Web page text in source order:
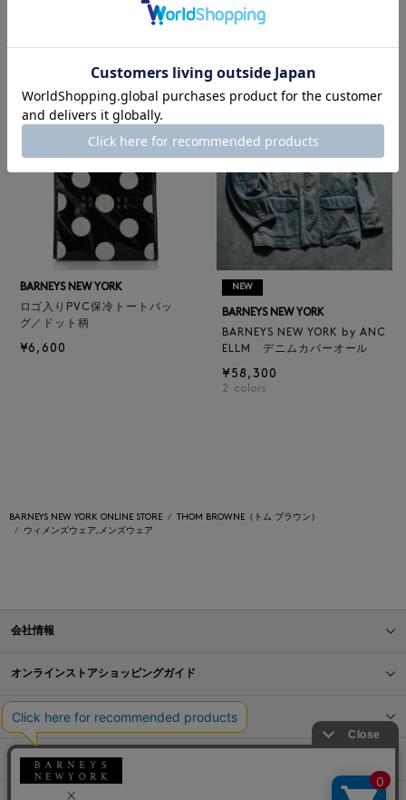
BARNEYS NEW YORK by ANC
¥47,300
BARNEYS NEW YORK
ロゴ入りPVC保冷トートバッ
グ／ドット柄
¥6,600
NEW
BARNEYS NEW YORK
BARNEYS NEW YORK by ANC
ELLM デニムカバーオール
¥58,300
2 colors
BARNEYS NEW YORK ONLINE STORE
THOM BROWNE（トム ブラウン）
ウィメンズウェア,メンズウェア
会社情報
オンラインストアショッピングガイド
店舗情報
サービス